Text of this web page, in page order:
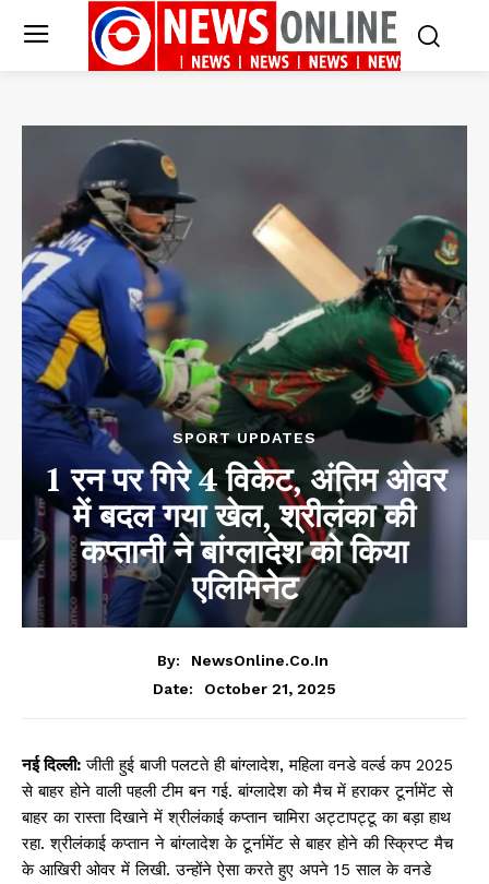
SPORT UPDATES
1 रन पर गिरे 4 विकेट, अंतिम ओवर
में बदल गया खेल, श्रीलंका की
कप्तानी ने बांग्लादेश को किया
एलिमिनेट
By:
NewsOnline.co.in
Date:
October 21, 2025
नई दिल्ली: जीती हुई बाजी पलटते ही बांग्लादेश, महिला वनडे वर्ल्ड कप 2025
से बाहर होने वाली पहली टीम बन गई. बांग्लादेश को मैच में हराकर टूर्नामेंट से
बाहर का रास्ता दिखाने में श्रीलंकाई कप्तान चामिरा अट्टापट्टू का बड़ा हाथ
रहा. श्रीलंकाई कप्तान ने बांग्लादेश के टूर्नामेंट से बाहर होने की स्क्रिप्ट मैच
के आखिरी ओवर में लिखी. उन्होंने ऐसा करते हुए अपने 15 साल के वनडे